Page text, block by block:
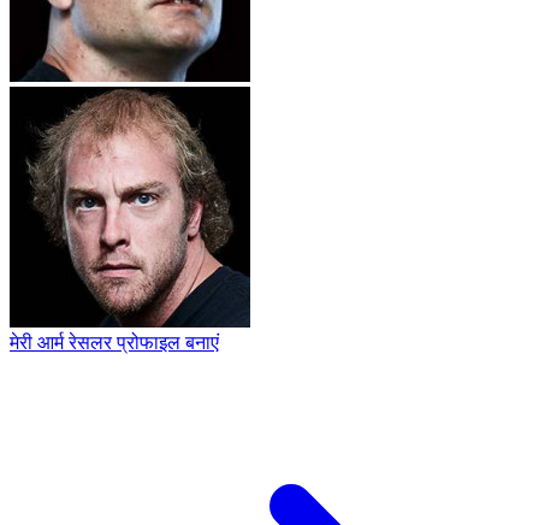
मेरी आर्म रेसलर प्रोफाइल बनाएं